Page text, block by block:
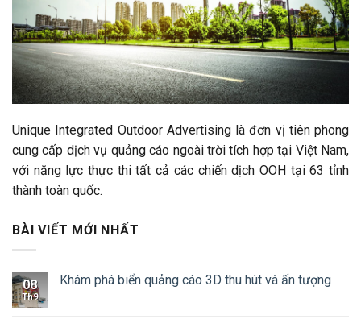
Unique Integrated Outdoor Advertising là đơn vị tiên phong
cung cấp dịch vụ quảng cáo ngoài trời tích hợp tại Việt Nam,
với năng lực thực thi tất cả các chiến dịch OOH tại 63 tỉnh
thành toàn quốc.
BÀI VIẾT MỚI NHẤT
08
Th9
Khám phá biển quảng cáo 3D thu hút và ấn tượng